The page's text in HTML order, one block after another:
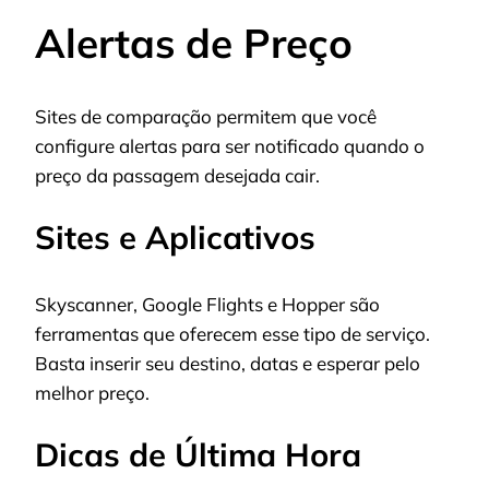
Alertas de Preço
Sites de comparação permitem que você
configure alertas para ser notificado quando o
preço da passagem desejada cair.
Sites e Aplicativos
Skyscanner, Google Flights e Hopper são
ferramentas que oferecem esse tipo de serviço.
Basta inserir seu destino, datas e esperar pelo
melhor preço.
Dicas de Última Hora